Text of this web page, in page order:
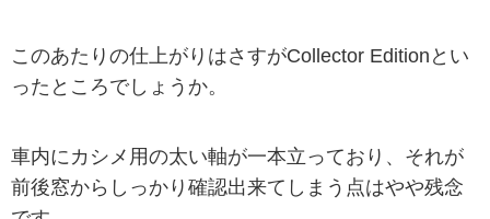
このあたりの仕上がりはさすがCollector Editionとい
ったところでしょうか。
車内にカシメ用の太い軸が一本立っており、それが
前後窓からしっかり確認出来てしまう点はやや残念